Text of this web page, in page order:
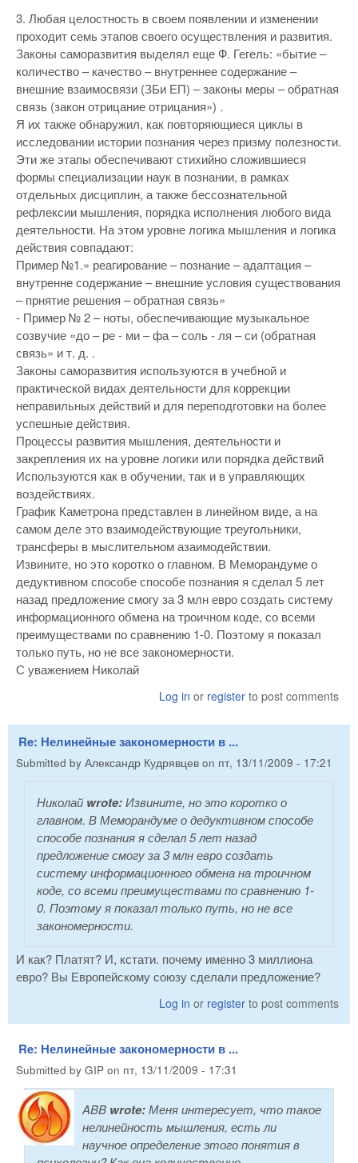
3. Любая целостность в своем появлении и изменении
проходит семь этапов своего осуществления и развития.
Законы саморазвития выделял еще Ф. Гегель: «бытие –
количество – качество – внутреннее содержание –
внешние взаимосвязи (ЗБи ЕП) – законы меры – обратная
связь (закон отрицание отрицания») .
Я их также обнаружил, как повторяющиеся циклы в
исследовании истории познания через призму полезности.
Эти же этапы обеспечивают стихийно сложившиеся
формы специализации наук в познании, в рамках
отдельных дисциплин, а также бессознательной
рефлексии мышления, порядка исполнения любого вида
деятельности. На этом уровне логика мышления и логика
действия совпадают:
Пример №1.» реагирование – познание – адаптация –
внутренне содержание – внешние условия существования
– прнятие решения – обратная связь»
- Пример № 2 – ноты, обеспечивающие музыкальное
созвучие «до – ре - ми – фа – соль - ля – си (обратная
связь» и т. д. .
Законы саморазвития используются в учебной и
практической видах деятельности для коррекции
неправильных действий и для переподготовки на более
успешные действия.
Процессы развития мышления, деятельности и
закрепления их на уровне логики или порядка действий
Используются как в обучении, так и в управляющих
воздействиях.
График Каметрона представлен в линейном виде, а на
самом деле это взаимодействующие треугольники,
трансферы в мыслительном азаимодействии.
Извините, но это коротко о главном. В Меморандуме о
дедуктивном способе способе познания я сделал 5 лет
назад предложение смогу за 3 млн евро создать систему
информационного обмена на троичном коде, со всеми
преимуществами по сравнению 1-0. Поэтому я показал
только путь, но не все закономерности.
С уважением Николай
Log in or register to post comments
Re: Нелинейные закономерности в ...
Submitted by Александр Кудрявцев on пт, 13/11/2009 - 17:21
Николай wrote:Извините, но это коротко о
главном. В Меморандуме о дедуктивном способе
способе познания я сделал 5 лет назад
предложение смогу за 3 млн евро создать
систему информационного обмена на троичном
коде, со всеми преимуществами по сравнению 1-
0. Поэтому я показал только путь, но не все
закономерности.
И как? Платят? И, кстати. почему именно 3 миллиона
евро? Вы Европейскому союзу сделали предложение?
Log in or register to post comments
Re: Нелинейные закономерности в ...
Submitted by GIP on пт, 13/11/2009 - 17:31
ABB wrote:Меня интересует, что такое
нелинейность мышления, есть ли
научное определение этого понятия в